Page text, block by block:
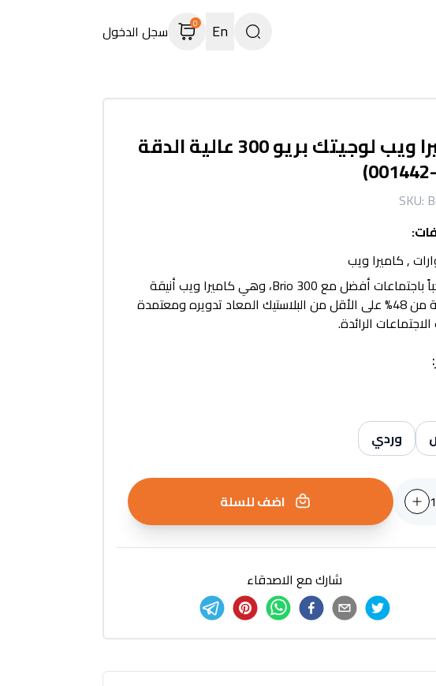
En
0 سجل الدخول
كاميرا ويب لوجيتك بريو 300 عالية الدقة
SKU:
:
,كاميرا ويب
قل مرحباً باجتماعات أفضل مع Brio 300، وهي كاميرا ويب أنيقة
مصنوعة من 48% على الأقل من البلاستيك المعاد تدويره ومعتمدة
الرائدة.
:
وردي
1 اضف للسلة
شارك مع الاصدقاء